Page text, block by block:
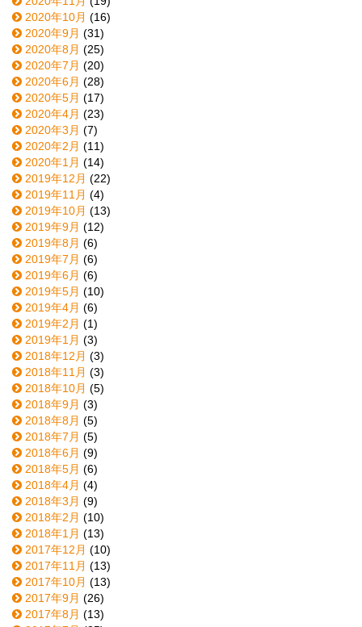
2020年10月 (16)
2020年9月 (31)
2020年8月 (25)
2020年7月 (20)
2020年6月 (28)
2020年5月 (17)
2020年4月 (23)
2020年3月 (7)
2020年2月 (11)
2020年1月 (14)
2019年12月 (22)
2019年11月 (4)
2019年10月 (13)
2019年9月 (12)
2019年8月 (6)
2019年7月 (6)
2019年6月 (6)
2019年5月 (10)
2019年4月 (6)
2019年2月 (1)
2019年1月 (3)
2018年12月 (3)
2018年11月 (3)
2018年10月 (5)
2018年9月 (3)
2018年8月 (5)
2018年7月 (5)
2018年6月 (9)
2018年5月 (6)
2018年4月 (4)
2018年3月 (9)
2018年2月 (10)
2018年1月 (13)
2017年12月 (10)
2017年11月 (13)
2017年10月 (13)
2017年9月 (26)
2017年8月 (13)